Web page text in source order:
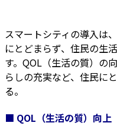
スマートシティの導入は
にとどまらず、住民の生
す。QOL（生活の質）の
らしの充実など、住民に
る。
■ QOL（生活の質）向上